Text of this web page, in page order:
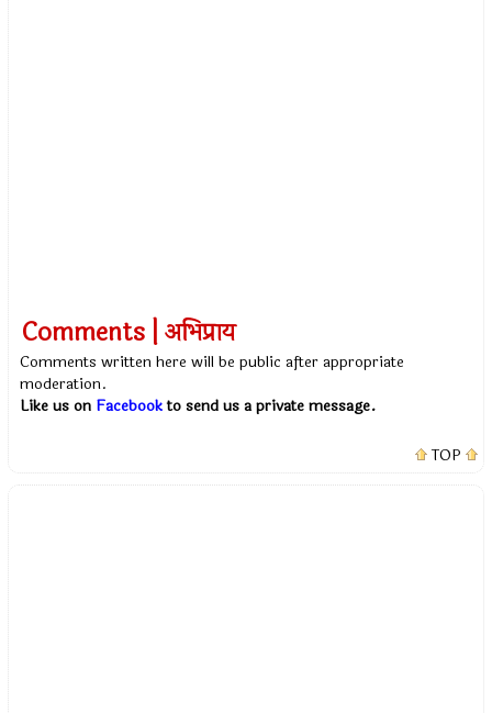
Comments | अभिप्राय
Comments written here will be public after appropriate
moderation.
Like us on Facebookto send us a private message.
TOP